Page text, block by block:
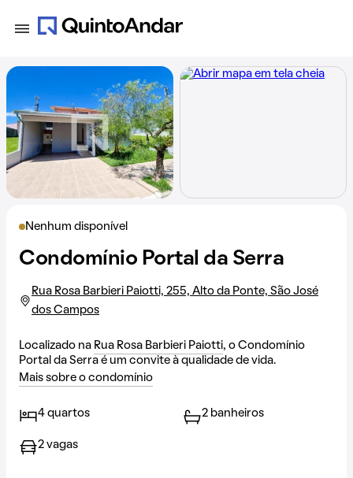
Nenhum disponível
Condomínio Portal da Serra
Rua Rosa Barbieri Paiotti, 255, Alto da Ponte, São José
dos Campos
Localizado na Rua Rosa Barbieri Paiotti, o Condomínio
Portal da Serra é um convite à qualidade de vida.
Mais sobre o condomínio
4 quartos 2 banheiros
2 vagas